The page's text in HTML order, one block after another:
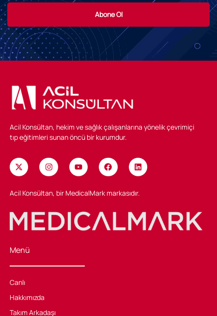
Abone Ol
Acil Konsültan, hekim ve sağlık çalışanlarına yönelik çevrimiçi
tıp eğitimleri sunan öncü bir kurumdur.
Acil Konsültan, bir MedicalMark markasıdır.
Menü
Canlı
Hakkımızda
Takım Arkadaşı